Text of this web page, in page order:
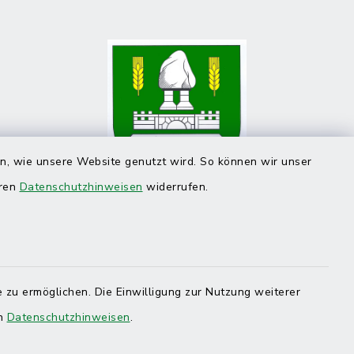
wie unsere Website genutzt wird. So können wir unser
Datenschutzhinweisen widerrufen.
ermöglichen. Die Einwilligung zur Nutzung weiterer
Datenschutzhinweisen.